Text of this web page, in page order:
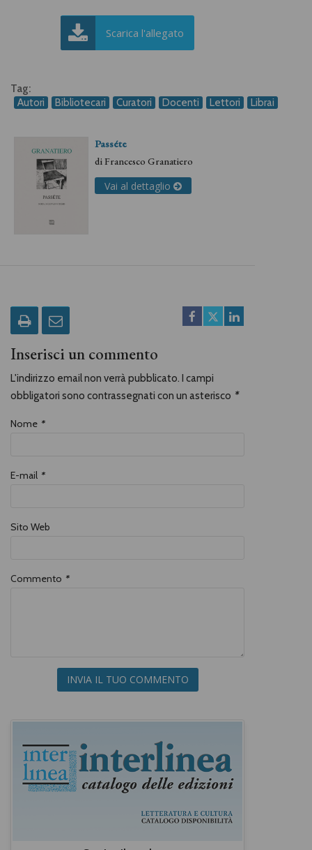
Scarica l'allegato
Tag:
Autori
Bibliotecari Curatori Docenti Lettori Librai
Passéte
diFrancesco Granatiero
Vai al dettaglio
Inserisci un commento
L'indirizzo email non verrà pubblicato. I campi
obbligatori sono contrassegnati con un asterisco *
Nome *
E-mail *
Sito Web
Commento *
INVIA IL TUO COMMENTO